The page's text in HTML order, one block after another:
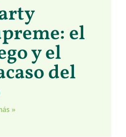
el
y el
del
»